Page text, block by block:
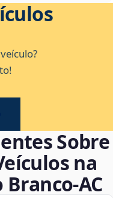
Sobre
na